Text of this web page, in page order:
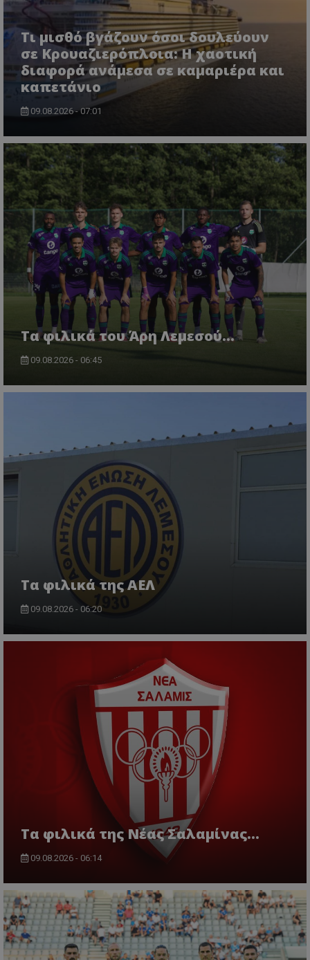
Τι μισθό βγάζουν όσοι δουλεύουν
σε Κρουαζιερόπλοια: Η χαοτική
διαφορά ανάμεσα σε καμαριέρα και
καπετάνιο
09.08.2026 - 07:01
Τα φιλικά του Άρη Λεμεσού...
09.08.2026 - 06:45
Τα φιλικά της ΑΕΛ
09.08.2026 - 06:20
Τα φιλικά της Νέας Σαλαμίνας...
09.08.2026 - 06:14